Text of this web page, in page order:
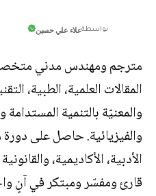
بواسطةعلاء علي حسين
مترجم ومهندس مدني
المقالات العلمية، الطبية،
والمعنيّة بالتنمية المستدامة
والفيزيائية. حاصل على
الأدبية، الأكاديمية،
قارئ ومفسّر ومبتكر في آنٍ